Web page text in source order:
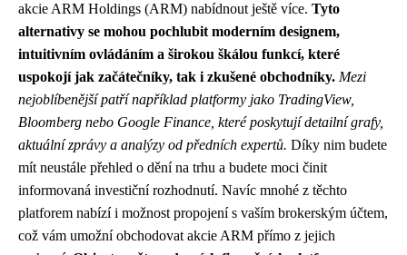
akcie ARM Holdings (ARM) nabídnout ještě více. Tyto
alternativy se mohou pochlubit moderním designem,
intuitivním ovládáním a širokou škálou funkcí, které
uspokojí jak začátečníky, tak i zkušené obchodníky. Mezi
nejoblíbenější patří například platformy jako TradingView,
Bloomberg nebo Google Finance, které poskytují detailní grafy,
aktuální zprávy a analýzy od předních expertů. Díky nim budete
mít neustále přehled o dění na trhu a budete moci činit
informovaná investiční rozhodnutí. Navíc mnohé z těchto
platforem nabízí i možnost propojení s vaším brokerským účtem,
což vám umožní obchodovat akcie ARM přímo z jejich